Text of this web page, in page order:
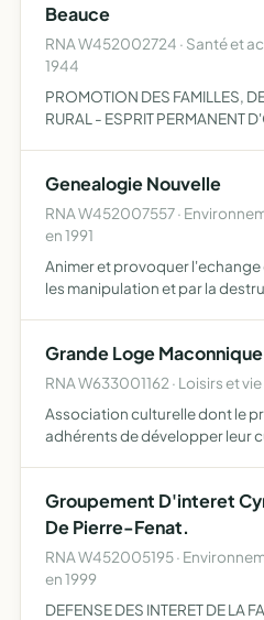
Beauce
RNA W452002724 · Santé et
1944
PROMOTION DES FAMILLES,
RURAL - ESPRIT PERMANENT
RESPONSABILITE DES
Genealogie Nouvelle
RNA W452007557 ·
en 1991
Animer et provoquer
les manipulation et par la
fiches
Grande Loge
RNA W633001162 · Loisirs et
Association culturelle dont le
adhérents de développer leur
Groupement D'interet
De Pierre-Fenat.
RNA W452005195 ·
en 1999
DEFENSE DES INTERET DE LA